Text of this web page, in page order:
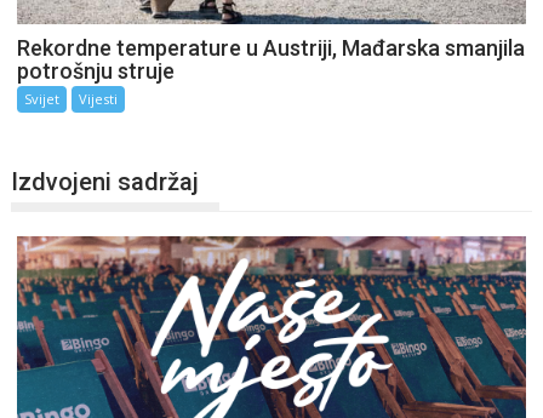
Rekordne temperature u Austriji, Mađarska smanjila
potrošnju struje
Svijet Vijesti
Izdvojeni sadržaj